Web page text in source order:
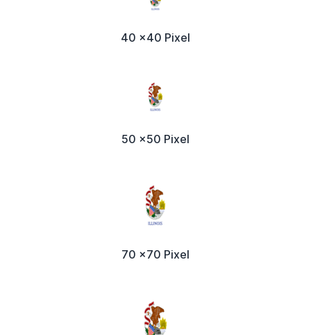
40 x40 Pixel
50 x50 Pixel
70 x70 Pixel